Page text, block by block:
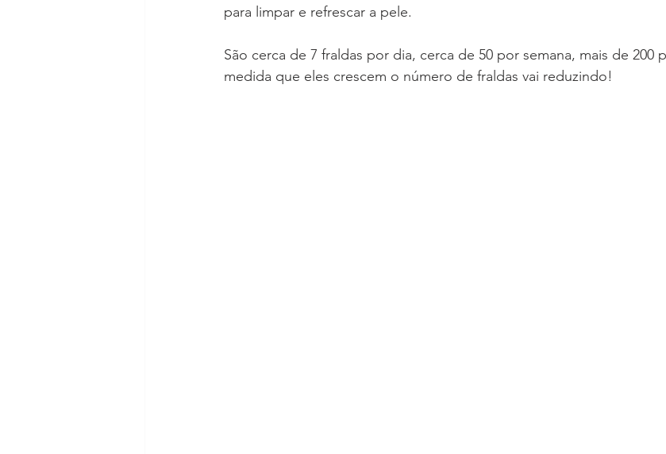
para limpar e refrescar a pele.
São cerca de 7 fraldas por dia, cerca de 50 por semana, mais de 200
medida que eles crescem o número de fraldas vai reduzindo!